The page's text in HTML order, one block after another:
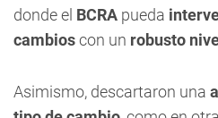
donde el BCRA pueda
cambioscon un robusto
Asimismo, descartaron una